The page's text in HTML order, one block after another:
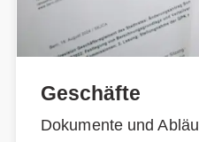
Geschäfte
Dokumente und